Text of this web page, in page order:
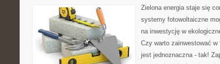
Zielona energia staje się
systemy fotowoltaiczne
na inwestycję w
Czy warto zainwestować
jest jednoznaczna - tak!